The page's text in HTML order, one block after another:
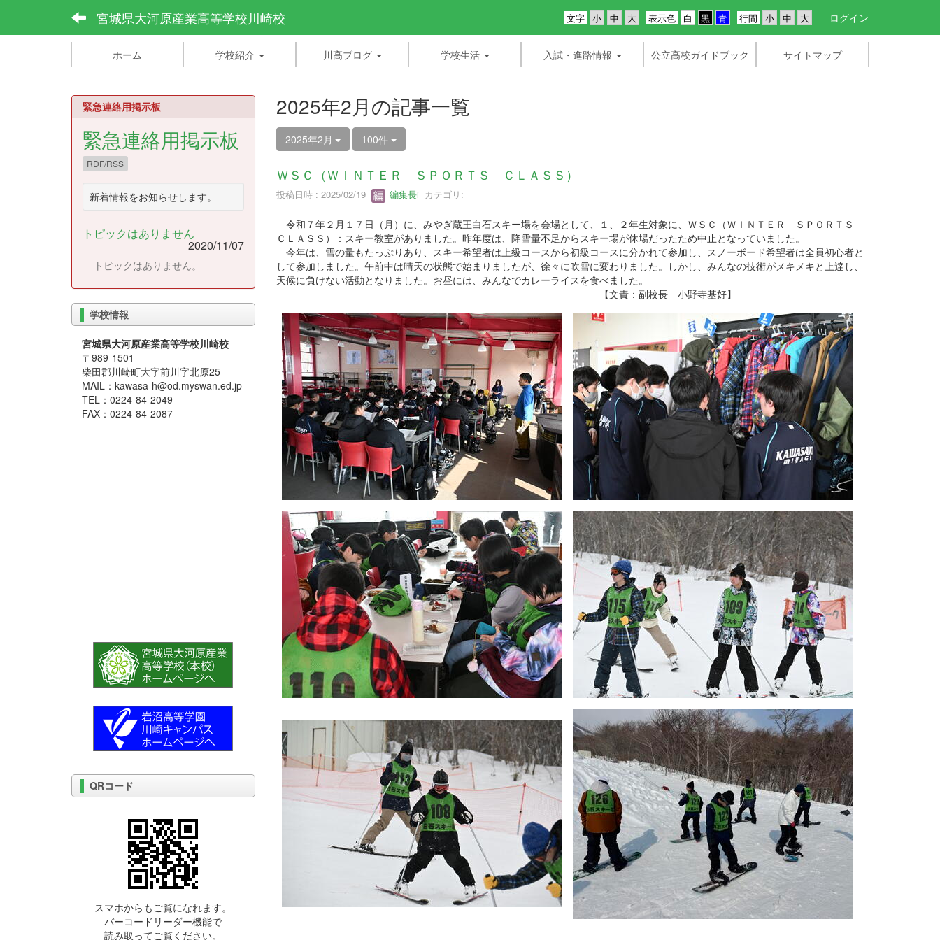
宮城県大河原産業高等学校川崎校 行間
表示色
文字 ログイン
ホーム 学校紹介 川高ブログ 学校生活 入試・進路情報 公立高校ガイドブック サイトマップ
2025年2月の記事一覧
2025年2月 100件
ＷＳＣ（ＷＩＮＴＥＲ ＳＰＯＲＴＳ ＣＬＡＳＳ）
投稿日時 : 2025/02/19 編集長iカテゴリ:
令和７年２月１７日（月）に、みやぎ蔵王白石スキー場を会場として、１、２年生対象に、ＷＳＣ（ＷＩＮＴＥＲ ＳＰＯＲＴＳ
ＣＬＡＳＳ）：スキー教室がありました。昨年度は、降雪量不足からスキー場が休場だったため中止となっていました。
今年は、雪の量もたっぷりあり、スキー希望者は上級コースから初級コースに分かれて参加し、スノーボード希望者は全員初心者と
して参加しました。午前中は晴天の状態で始まりましたが、徐々に吹雪に変わりました。しかし、みんなの技術がメキメキと上達し、
天候に負けない活動となりました。お昼には、みんなでカレーライスを食べました。
【文責：副校長 小野寺基好】
緊急連絡用掲示板
緊急連絡用掲示板
RDF/RSS
新着情報をお知らせします。
トピックはありません
2020/11/07
トピックはありません。
学校情報
宮城県大河原産業高等学校川崎校
〒989-1501
柴田郡川崎町大字前川字北原25
MAIL：kawasa-h@od.myswan.ed.jp
TEL：0224-84-2049
FAX：0224-84-2087
QRコード
スマホからもご覧になれます。
バーコードリーダー機能で
読み取ってご覧ください。